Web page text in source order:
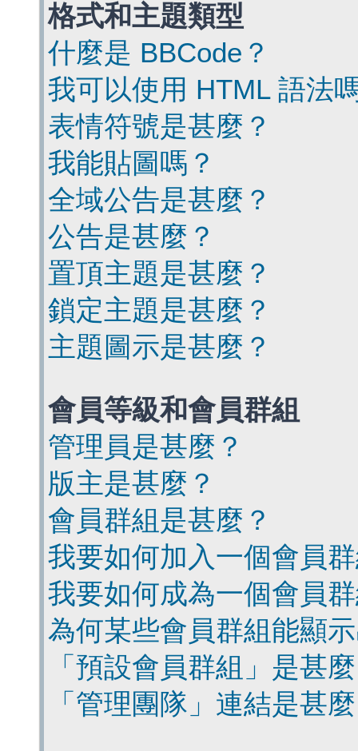
格式和主題類型
什麼是 BBCode？
我可以使用 HTML 語法
表情符號是甚麼？
我能貼圖嗎？
全域公告是甚麼？
公告是甚麼？
置頂主題是甚麼？
鎖定主題是甚麼？
主題圖示是甚麼？
會員等級和會員群組
管理員是甚麼？
版主是甚麼？
會員群組是甚麼？
我要如何加入一個會員
我要如何成為一個會員
為何某些會員群組能顯
「預設會員群組」是甚
「管理團隊」連結是甚